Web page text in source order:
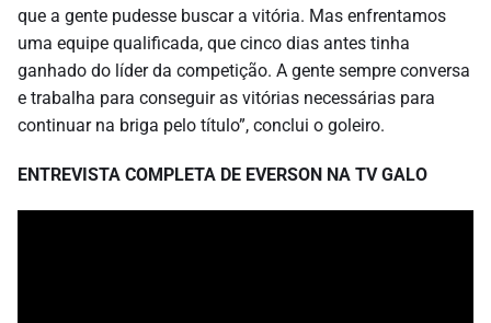
que a gente pudesse buscar a vitória. Mas enfrentamos
uma equipe qualificada, que cinco dias antes tinha
ganhado do líder da competição. A gente sempre conversa
e trabalha para conseguir as vitórias necessárias para
continuar na briga pelo título”, conclui o goleiro.
ENTREVISTA COMPLETA DE EVERSON NA TV GALO